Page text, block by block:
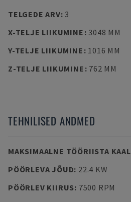
TELGEDE ARV: 3
X-TELJE LIIKUMINE : 3048 MM
Y-TELJE LIIKUMINE : 1016 MM
Z-TELJE LIIKUMINE : 762 MM
TEHNILISED ANDMED
MAKSIMAALNE TÖÖRIISTA KAAL
PÖÖRLEVA JÕUD: 22.4 KW
PÖÖRLEV KIIRUS: 7500 RPM